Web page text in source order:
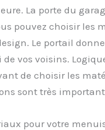
La porte du
pouvez choisir les
Le portail
vos voisins.
de choisir les
sont très
pour votre